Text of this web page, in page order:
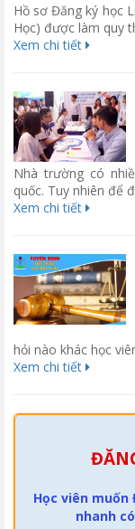
Hồ sơ Đăng ký học
Học) được làm quy
Xem chi tiết
Nhà trường có
quốc. Tuy nhiên để
Xem chi tiết
hỏi nào khác học
Xem chi tiết
Học viên
nhanh